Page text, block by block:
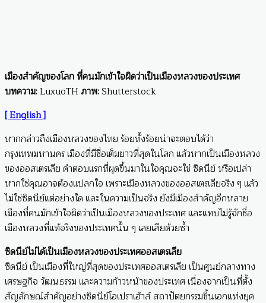
เมืองสำคัญของโลก ที่คนมักเข้าใจผิดว่าเป็นเมืองหลวงของประเทศ
บทความ:LuxuoTH ภาพ:Shutterstock
[ English ]
หากกล่าวถึงเมืองหลวงของไทย ร้อยทั้งร้อยน่าจะตอบได้ว่า
กรุงเทพมหานคร เมืองที่มีชื่อเต็มยาวที่สุดในโลก แล้วหากเป็นเมืองหลวง
ของออสเตรเลีย คำตอบแรกที่ผุดขึ้นมาในใจคุณจะใช่ ซิดนีย์ หรือเปล่า
หากใช่คุณอาจต้องแปลกใจ เพราะเมืองหลวงของออสเตรเลียจริง ๆ แล้ว
ไม่ใช่ซิดนีย์แต่อย่างใด และในความเป็นจริง ยังมีเมืองสำคัญอีกหลาย
เมืองที่คนมักเข้าใจผิดว่าเป็นเมืองหลวงของประเทศ และแทบไม่รู้จักชื่อ
เมืองหลวงที่แท้จริงของประเทศนั้น ๆ เลยเสียด้วยซ้ำ
ซิดนีย์ไม่ได้เป็นเมืองหลวงของประเทศออสเตรเลีย
ซิดนีย์ เป็นเมืองที่ใหญ่ที่สุดของประเทศออสเตรเลีย เป็นศูนย์กลางทาง
เศรษฐกิจ วัฒนธรรม และความก้าวหน้าของประเทศ เนื่องจากเป็นที่ตั้ง
สัญลักษณ์สำคัญอย่างซิดนีย์โอเปราเฮ้าส์ สถาปัตยกรรมชิ้นเอกแห่งยุค